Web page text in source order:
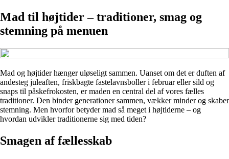
Mad til højtider – traditioner, smag og
stemning på menuen
Mad og højtider hænger uløseligt sammen. Uanset om det er duften af
andesteg juleaften, friskbagte fastelavnsboller i februar eller sild og
snaps til påskefrokosten, er maden en central del af vores fælles
traditioner. Den binder generationer sammen, vækker minder og skaber
stemning. Men hvorfor betyder mad så meget i højtiderne – og
hvordan udvikler traditionerne sig med tiden?
Smagen af fællesskab